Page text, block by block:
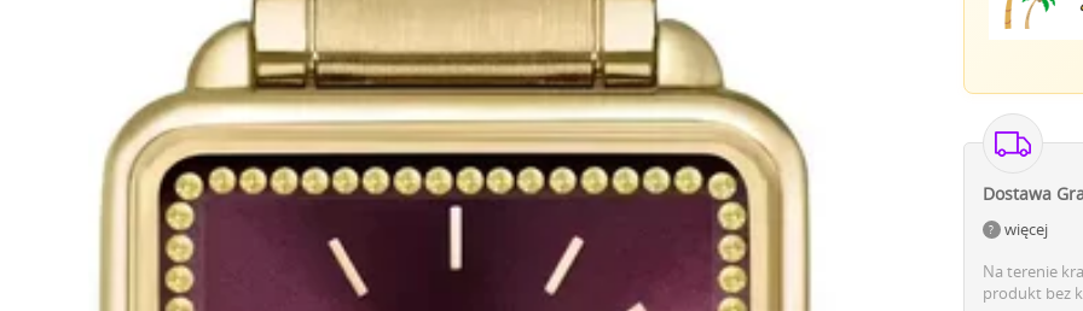
Dostawa
więcej
Na terenie
produkt bez